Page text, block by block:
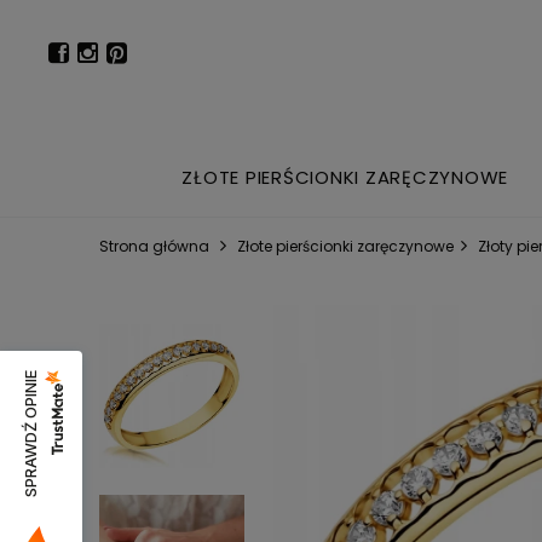
ZŁOTE PIERŚCIONKI ZARĘCZYNOWE
Strona główna Złote pierścionki zaręczynowe Złoty
SPRAWDŹ OPINIE